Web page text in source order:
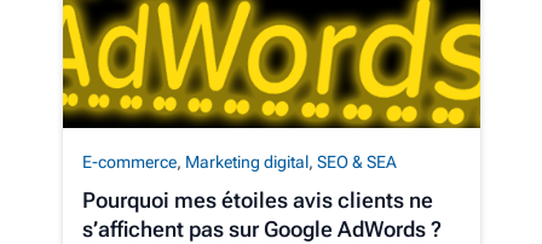
E-commerce, Marketing digital, SEO & SEA
Pourquoi mes étoiles avis clients ne
s’affichent pas sur Google AdWords ?